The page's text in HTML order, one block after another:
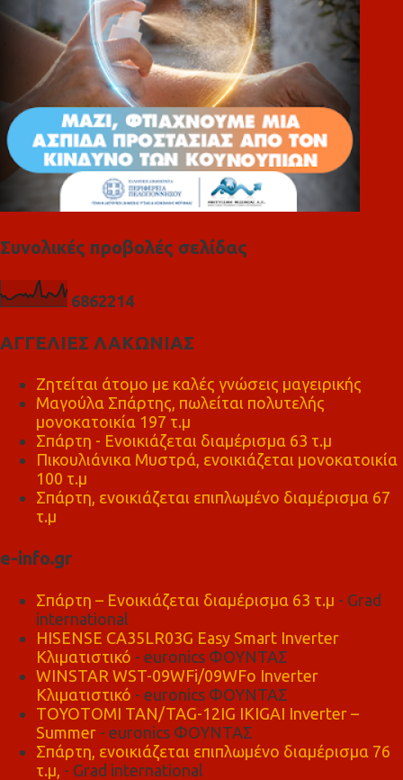
Συνολικές προβολές σελίδας
6862214
ΑΓΓΕΛΙΕΣ ΛΑΚΩΝΙΑΣ
Ζητείται άτομο με καλές γνώσεις μαγειρικής
Μαγούλα Σπάρτης, πωλείται πολυτελής
μονοκατοικία 197 τ.μ
Σπάρτη - Ενοικιάζεται διαμέρισμα 63 τ.μ
Πικουλιάνικα Μυστρά, ενοικιάζεται μονοκατοικία
100 τ.μ
Σπάρτη, ενοικιάζεται επιπλωμένο διαμέρισμα 67
τ.μ
e-info.gr
Σπάρτη – Ενοικιάζεται διαμέρισμα 63 τ.μ - Grad
international
HISENSE CA35LR03G Easy Smart Inverter
Κλιματιστικό - euronics ΦΟΥΝΤΑΣ
WINSTAR WST-09WFi/09WFo Inverter
Κλιματιστικό - euronics ΦΟΥΝΤΑΣ
TOYOTOMI TAN/TAG-12IG IKIGAI Inverter –
Summer - euronics ΦΟΥΝΤΑΣ
Σπάρτη, ενοικιάζεται επιπλωμένο διαμέρισμα 76
τ.μ, - Grad international